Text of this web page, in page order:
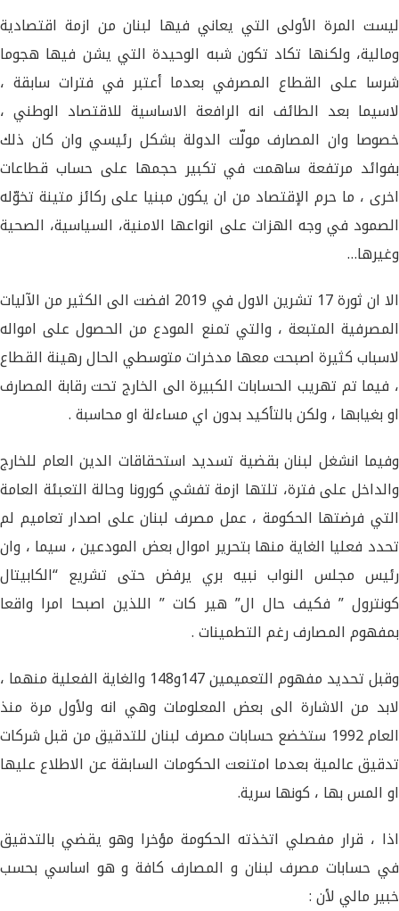
ليست المرة الأولى التي يعاني فيها لبنان من ​ازمة اقتصادية​
ومالية، ولكنها تكاد تكون شبه الوحيدة التي يشن فيها هجوما
شرسا على ​القطاع المصرفي​ بعدما أعتبر في فترات سابقة ،
لاسيما بعد الطائف انه الرافعة الاساسية للاقتصاد الوطني ،
خصوصا وان ​المصارف​ مولّت الدولة بشكل رئيسي وان كان ذلك
بفوائد مرتفعة ساهمت في تكبير حجمها على حساب قطاعات
اخرى ، ما حرم الإقتصاد من ان يكون مبنيا على ركائز متينة تخوّله
الصمود في وجه الهزات على انواعها الامنية، السياسية، الصحية
وغيرها…
الا ان ثورة 17 ​تشرين الاول​ في 2019 افضت الى الكثير من الآليات
المصرفية المتبعة ، والتي تمنع المودع من الحصول على امواله
لاسباب كثيرة اصبحت معها مدخرات متوسطي الحال رهينة القطاع
، فيما تم تهريب الحسابات الكبيرة الى الخارج تحت ​رقابة​ المصارف
او بغيابها ، ولكن بالتأكيد بدون اي مساءلة او محاسبة .
وفيما انشغل لبنان بقضية تسديد استحقاقات ​الدين العام​ للخارج
والداخل على فترة، تلتها ازمة تفشي كورونا وحالة التعبئة العامة
التي فرضتها الحكومة ، عمل ​مصرف لبنان​ على اصدار تعاميم لم
تحدد فعليا الغاية منها بتحرير اموال بعض المودعين ، سيما ، وان
رئيس مجلس النواب نبيه بري يرفض حتى تشريع “الكابيتال
كونترول ” فكيف حال ال” هير كات ” اللذين اصبحا امرا واقعا
بمفهوم المصارف رغم التطمينات .
وقبل تحديد مفهوم التعميمين 147و148 والغاية الفعلية منهما ،
لابد من الاشارة الى بعض المعلومات وهي انه ولأول مرة منذ
العام 1992 ستخضع حسابات مصرف لبنان للتدقيق من قبل شركات
تدقيق عالمية بعدما امتنعت الحكومات السابقة عن الاطلاع عليها
او المس بها ، كونها سرية.
اذا ، قرار مفصلي اتخذته الحكومة مؤخرا وهو يقضي بالتدقيق
في حسابات مصرف لبنان و المصارف كافة و هو اساسي بحسب
خبير مالي لأن :